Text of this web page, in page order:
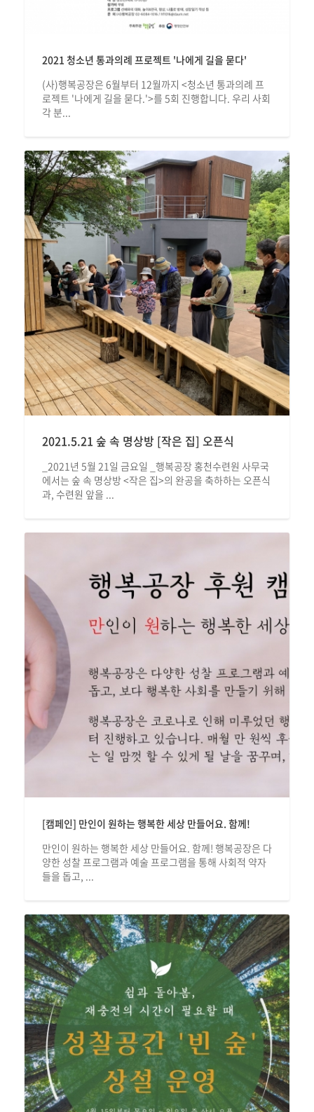
2021 청소년 통과의례 프로젝트 '나에게 길을 묻다'
(사)행복공장은 6월부터 12월까지 <청소년 통과의례 프
로젝트 '나에게 길을 묻다.'>를 5회 진행합니다. 우리 사회
각 분...
2021.5.21 숲 속 명상방 [작은 집] 오픈식
_2021년 5월 21일 금요일 _행복공장 홍천수련원 사무국
에서는 숲 속 명상방 <작은 집>의 완공을 축하하는 오픈식
과, 수련원 앞을 ...
[캠페인] 만인이 원하는 행복한 세상 만들어요. 함께!
만인이 원하는 행복한 세상 만들어요. 함께! 행복공장은 다
양한 성찰 프로그램과 예술 프로그램을 통해 사회적 약자
들을 돕고, ...